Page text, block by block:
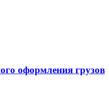
оформления грузов